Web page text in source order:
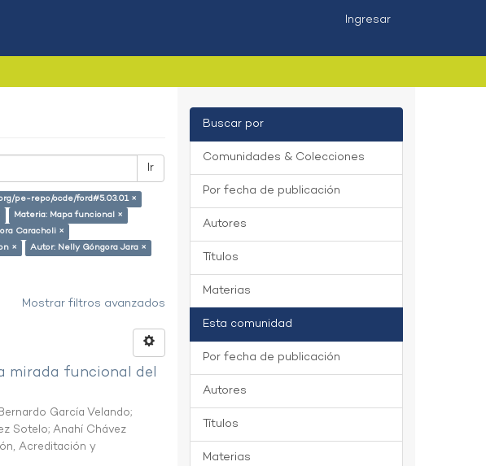
Ingresar
Ir
pe-repo/ocde/ford#5.03.01 ×
Materia: Mapa funcional ×
Caracholi ×
×
Autor: Nelly Góngora Jara ×
Mostrar filtros avanzados
mirada funcional del
García Velando;
Sotelo;Anahí Chávez
Acreditación y
Buscar por
Comunidades & Colecciones
Por fecha de publicación
Autores
Títulos
Materias
Esta comunidad
Por fecha de publicación
Autores
Títulos
Materias